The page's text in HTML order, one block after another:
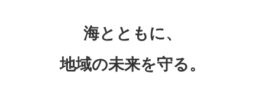
海とともに、
地域の未来を守る。